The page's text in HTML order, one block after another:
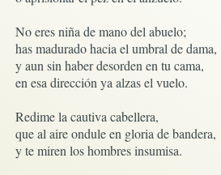
No eres niña de mano del abuelo;
has madurado hacia el umbral de dama,
y aun sin haber desorden en tu cama,
en esa dirección ya alzas el vuelo.
Redime la cautiva cabellera,
que al aire ondule en gloria de bandera,
y te miren los hombres insumisa.